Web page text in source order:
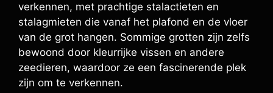
verkennen, met prachtige stalactieten en
stalagmieten die vanaf het plafond en de vloer
van de grot hangen. Sommige grotten zijn zelfs
bewoond door kleurrijke vissen en andere
zeedieren, waardoor ze een fascinerende plek
zijn om te verkennen.